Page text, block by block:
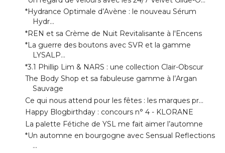
*La guerre des boutons avec SVR et la gamme
LYSALP...
*3.1 Phillip Lim & NARS : une collection Clair-Obscur
The Body Shop et sa fabuleuse gamme à l’Argan
Sauvage
Ce qui nous attend pour les fêtes : les marques pr...
Happy Blogbirthday : concours n° 4 - KLORANE
La palette Fétiche de YSL me fait aimer l’automne
*Un automne en bourgogne avec Sensual Reflections
...
*By Artist de Nocibé : la collection qui révèle l'...
*Brave Beauty de Shu Uemura : la beauté forte de l...
Happy Blogbirthday : concours n° 3 - FENDI